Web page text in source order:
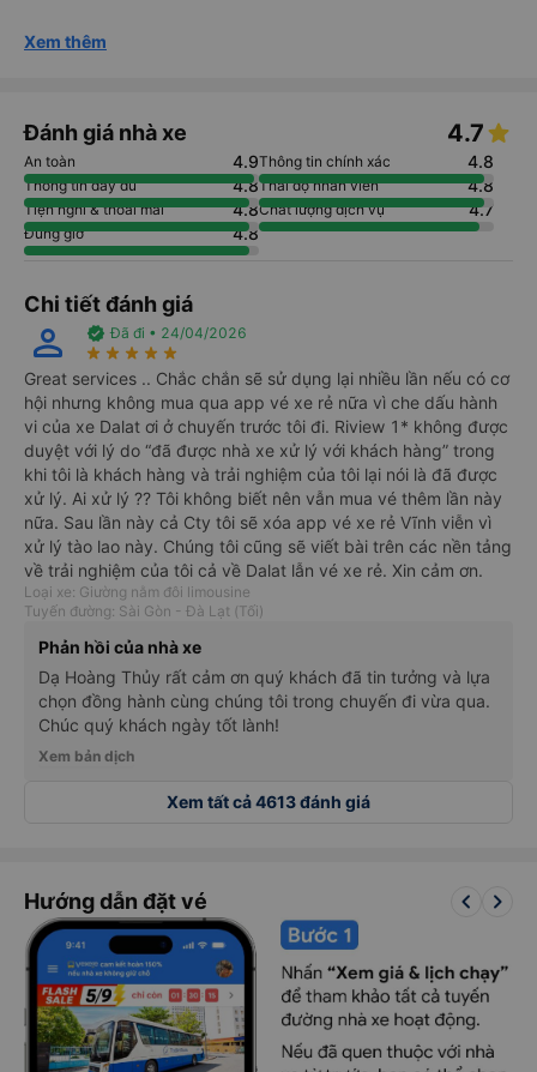
Xem thêm
Đánh giá nhà xe 4.7
An toàn 4.9Thông tin chính xác 4.8
Thông tin đầy đủ 4.8Thái độ nhân viên 4.8
Tiện nghi & thoải mái 4.8Chất lượng dịch vụ 4.7
Đúng giờ 4.8
Chi tiết đánh giá
perm_identity verified Đã đi • 24/04/2026
star_rate star_rate star_rate star_rate star_rate
Great services .. Chắc chắn sẽ sử dụng lại nhiều lần nếu có cơ
hội nhưng không mua qua app vé xe rẻ nữa vì che dấu hành
vi của xe Dalat ơi ở chuyến trước tôi đi. Riview 1* không được
duyệt với lý do “đã được nhà xe xử lý với khách hàng” trong
khi tôi là khách hàng và trải nghiệm của tôi lại nói là đã được
xử lý. Ai xử lý ?? Tôi không biết nên vẫn mua vé thêm lần này
nữa. Sau lần này cả Cty tôi sẽ xóa app vé xe rẻ Vĩnh viễn vì
xử lý tào lao này. Chúng tôi cũng sẽ viết bài trên các nền tảng
về trải nghiệm của tôi cả về Dalat lẫn vé xe rẻ. Xin cảm ơn.
Loại xe: Giường nằm đôi limousine
Tuyến đường: Sài Gòn - Đà Lạt (Tối)
Phản hồi của nhà xe
Dạ Hoàng Thủy rất cảm ơn quý khách đã tin tưởng và lựa
chọn đồng hành cùng chúng tôi trong chuyến đi vừa qua.
Chúc quý khách ngày tốt lành!
Xem bản dịch
Xem tất cả 4613 đánh giá
Hướng dẫn đặt vé keyboard_arrow_left keyboard_arrow_right